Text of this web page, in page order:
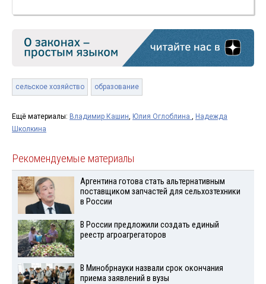
сельское хозяйство образование
Ещё материалы: Владимир Кашин, Юлия Оглоблина , Надежда
Школкина
Рекомендуемые материалы
Аргентина готова стать альтернативным
поставщиком запчастей для сельхозтехники
в России
В России предложили создать единый
реестр агроагрегаторов
В Минобрнауки назвали срок окончания
приема заявлений в вузы